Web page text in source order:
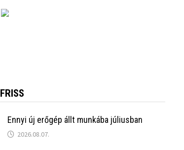
FRISS
Ennyi új erőgép állt munkába júliusban
2026.08.07.